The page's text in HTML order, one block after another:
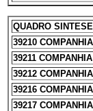
QUADRO
39210
39211
39212
39216
39217